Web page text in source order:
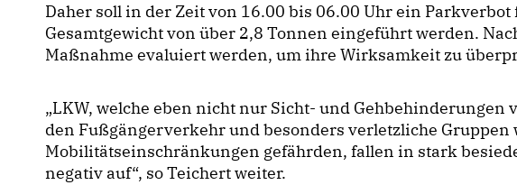
Daher soll in der Zeit von 16.00 bis 06.00 Uhr ein
Gesamtgewicht von über 2,8 Tonnen eingeführt werden.
Maßnahme evaluiert werden, um ihre Wirksamkeit zu
LKW, welche eben nicht nur Sicht- und Gehbehinderungen
den Fußgängerverkehr und besonders verletzliche
Mobilitätseinschränkungen gefährden, fallen in stark
negativ auf“, so Teichert weiter.